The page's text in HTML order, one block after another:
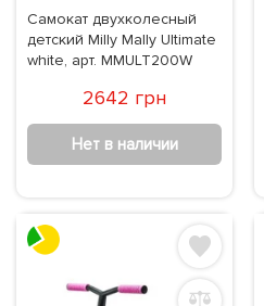
Самокат двухколесный
детский Milly Mally Ultimate
white, арт. MMULT200W
2642 грн
Нет в наличии